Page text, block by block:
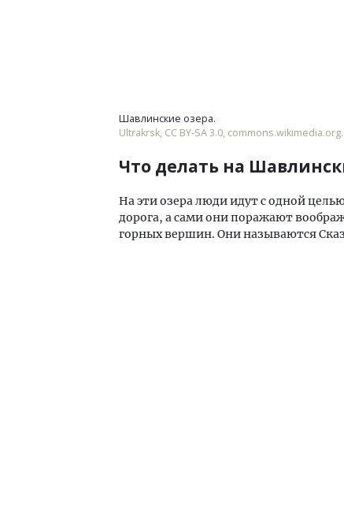
Шавлинские озера.
Ultrakrsk, CC BY-SA 3.0, commons.wikimedia.org.
Что делать на
На эти озера люди идут с одной
дорога, а сами они поражают
горных вершин. Они называются